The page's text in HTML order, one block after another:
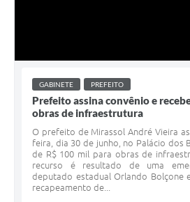
GABINETE PREFEITO
Prefeito assina convênio e
obras de infraestrutura
O prefeito de Mirassol André Vieira
feira, dia 30 de junho, no Palácio dos
de R$ 100 mil para obras de
recurso é resultado de uma
deputado estadual Orlando Bolçone
recapeamento de...